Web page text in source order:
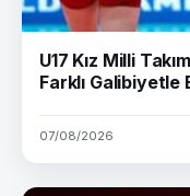
U17 Kız Milli
Farklı Galibiyetle
07/08/2026